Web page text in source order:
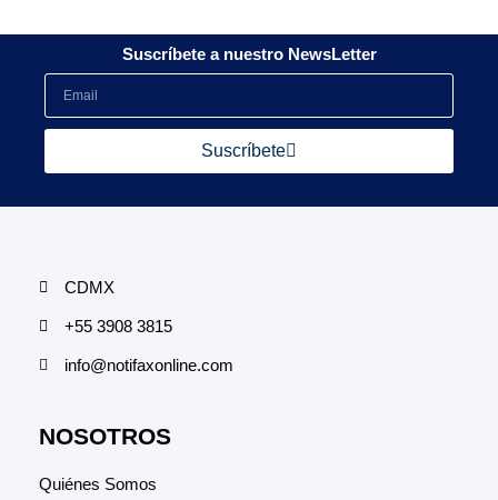
Suscríbete a nuestro NewsLetter
Suscríbete
CDMX
+55 3908 3815
info@notifaxonline.com
NOSOTROS
Quiénes Somos